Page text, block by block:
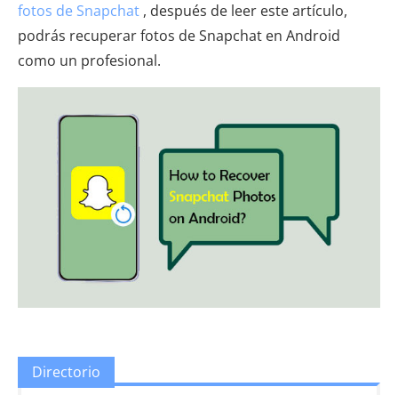
fotos de Snapchat , después de leer este artículo,
podrás recuperar fotos de Snapchat en Android
como un profesional.
Directorio